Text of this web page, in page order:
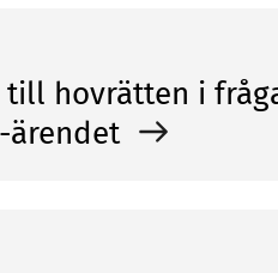
hovrätten i
ärendet